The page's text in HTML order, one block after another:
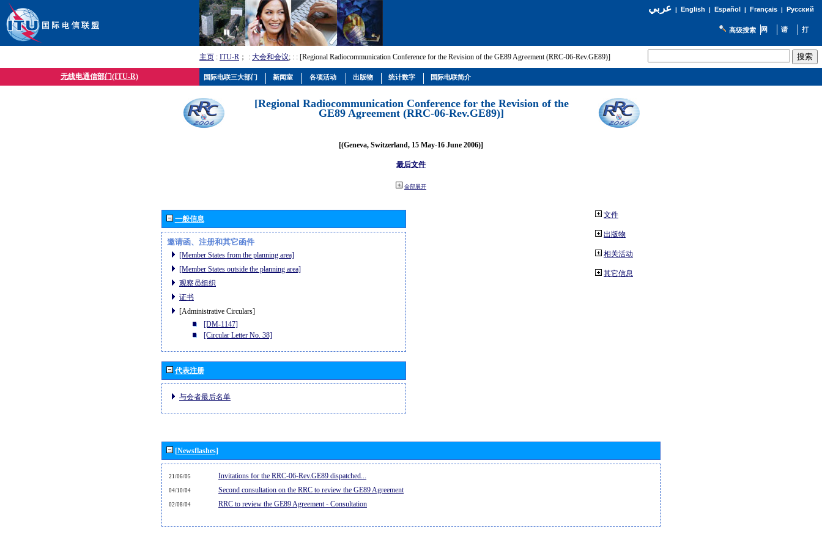
عربي| English | Español | Français| Русский
高级搜索
主页 : ITU-R ； : 大会和会议; : : [Regional Radiocommunication Conference for the Revision of the GE89 Agreement (RRC-06-Rev.GE89)]
无线电通信部门(ITU-R)
[Regional Radiocommunication Conference for the Revision of the
GE89 Agreement (RRC-06-Rev.GE89)]
[(Geneva, Switzerland, 15 May-16 June 2006)]
最后文件
全部展开
一般信息
邀请函、注册和其它函件
[Member States from the planning area]
[Member States outside the planning area]
观察员组织
证书
[Administrative Circulars]
[DM-1147]
[Circular Letter No. 38]
代表注册
与会者最后名单
文件
出版物
相关活动
其它信息
[Newsflashes]
21/06/05 Invitations for the RRC-06-Rev.GE89 dispatched...
04/10/04 Second consultation on the RRC to review the GE89 Agreement
02/08/04 RRC to review the GE89 Agreement - Consultation
国际电联三大部门 新闻室 各项活动 出版物 统计数字 国际电联简介